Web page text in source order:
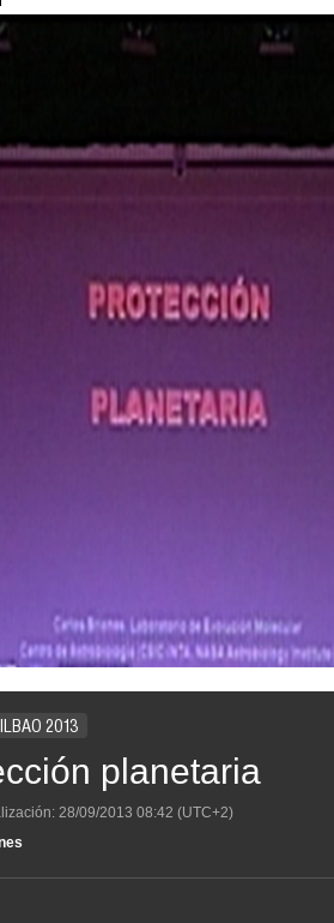
2013
planetaria
28/09/2013 08:42 (UTC+2)